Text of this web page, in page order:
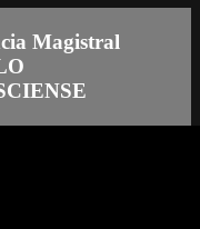
Magistral